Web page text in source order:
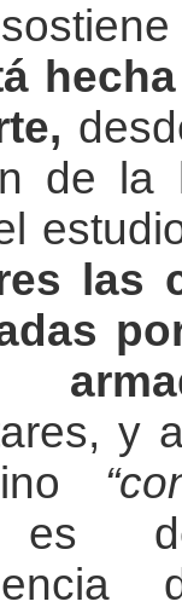
de la
las
y
es